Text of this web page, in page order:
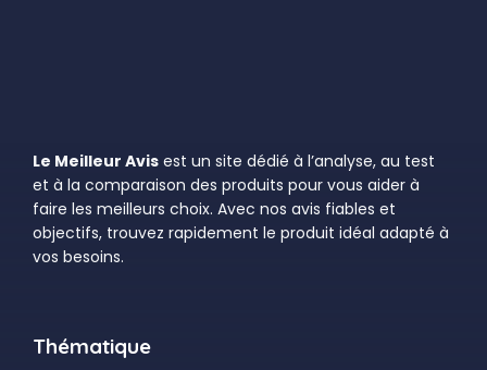
Le Meilleur Avis est un site dédié à l’analyse, au test
et à la comparaison des produits pour vous aider à
faire les meilleurs choix. Avec nos avis fiables et
objectifs, trouvez rapidement le produit idéal adapté à
vos besoins.
Thématique